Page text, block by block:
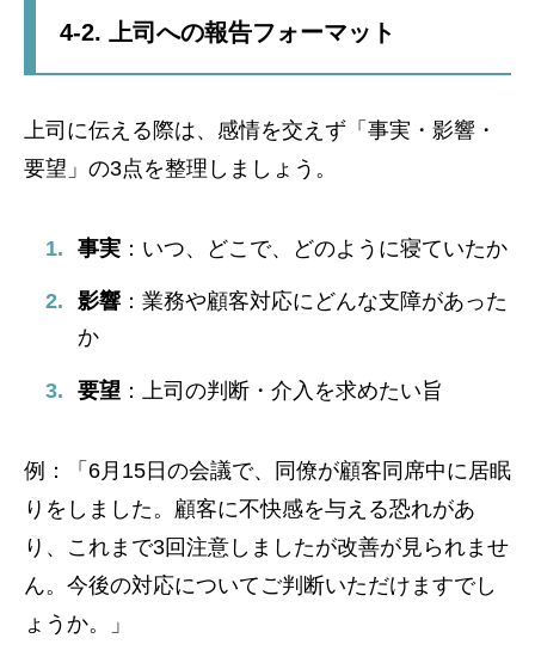
4-2. 上司への報告フォーマット
上司に伝える際は、感情を交えず「事実・影響・
要望」の3点を整理しましょう。
事実 ：いつ、どこで、どのように寝ていたか
影響 ：業務や顧客対応にどんな支障があった
か
要望 ：上司の判断・介入を求めたい旨
例：「6月15日の会議で、同僚が顧客同席中に居眠
りをしました。顧客に不快感を与える恐れがあ
り、これまで3回注意しましたが改善が見られませ
ん。今後の対応についてご判断いただけますでし
ょうか。」